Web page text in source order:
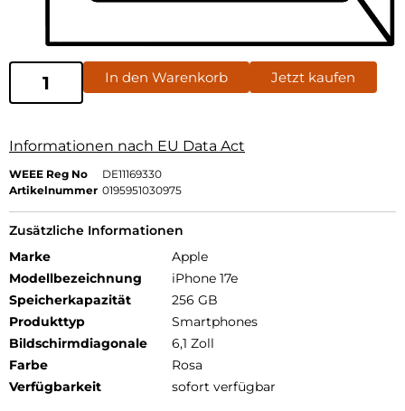
In den Warenkorb Jetzt kaufen
Informationen nach EU Data Act
WEEE Reg No
DE11169330
Artikelnummer 0195951030975
Zusätzliche Informationen
Marke
Apple
Modellbezeichnung
iPhone 17e
Speicherkapazität
256 GB
Produkttyp
Smartphones
Bildschirmdiagonale
6,1 Zoll
Farbe
Rosa
Verfügbarkeit
sofort verfügbar